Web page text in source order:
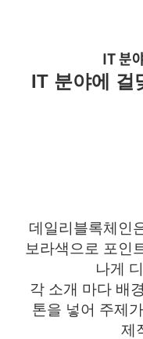
IT 분
IT 분야에 걸
데일리블록체인
보라색으로 포인
나게
각 소개 마다 배
톤을 넣어 주제
제